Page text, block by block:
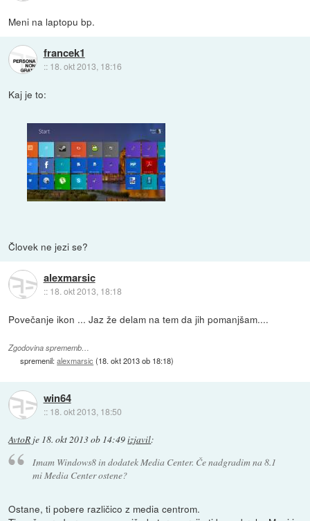
Meni na laptopu bp.
francek1
:: 18. okt 2013, 18:16
Kaj je to:
Človek ne jezi se?
alexmarsic
:: 18. okt 2013, 18:18
Povečanje ikon ... Jaz že delam na tem da jih pomanjšam....
Zgodovina sprememb…
spremenil:alexmarsic (18. okt 2013 ob 18:18)
win64
:: 18. okt 2013, 18:50
AvtoR je 18. okt 2013 ob 14:49izjavil:
Imam Windows8 in dodatek Media Center. Če nadgradim na 8.1
mi Media Center ostene?
Ostane, ti pobere različico z media centrom.